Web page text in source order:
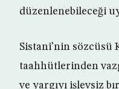
düzenlenebileceği
Sistani’nin sözcüsü
taahhütlerinden
ve yargıyı işlevsiz